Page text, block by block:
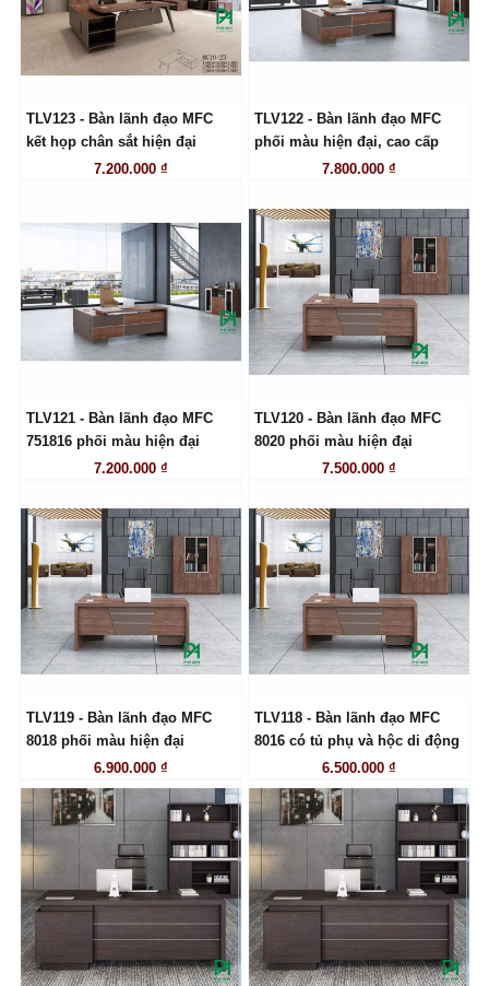
LIÊN HỆ
TLV123 - Bàn lãnh đạo MFC
kết họp chân sắt hiện đại
7.200.000 ₫
LIÊN HỆ
TLV122 - Bàn lãnh đạo MFC
phối màu hiện đại, cao cấp
7.800.000 ₫
LIÊN HỆ
TLV121 - Bàn lãnh đạo MFC
751816 phối màu hiện đại
7.200.000 ₫
LIÊN HỆ
TLV120 - Bàn lãnh đạo MFC
8020 phối màu hiện đại
7.500.000 ₫
LIÊN HỆ
TLV119 - Bàn lãnh đạo MFC
8018 phối màu hiện đại
6.900.000 ₫
LIÊN HỆ
TLV118 - Bàn lãnh đạo MFC
8016 có tủ phụ và hộc di động
6.500.000 ₫